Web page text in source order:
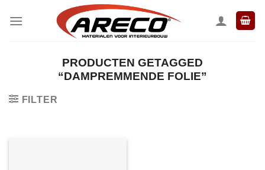
naar
PRODUCTEN GETAGGED
“DAMPREMMENDE FOLIE”
FILTER